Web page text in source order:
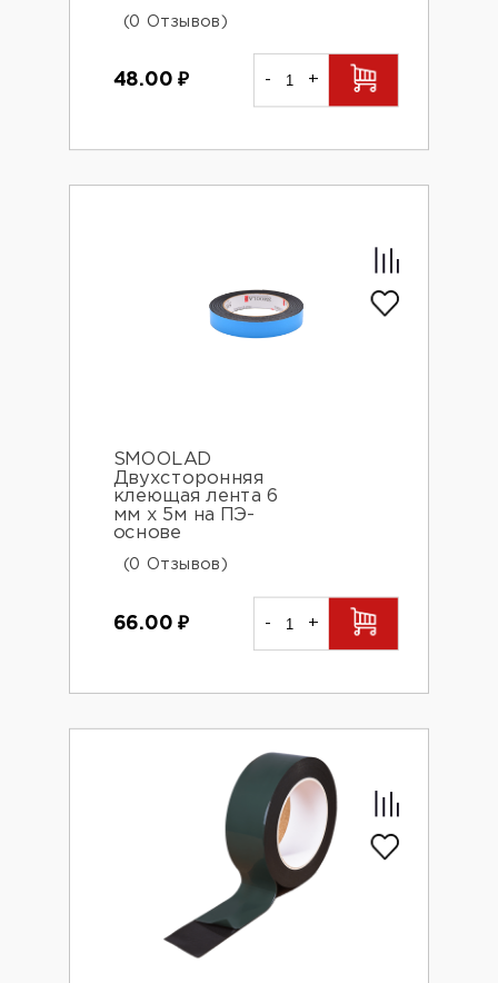
(0 Отзывов)
48.00 ₽ - +
SMOOLAD
Двухсторонняя
клеющая лента 6
мм х 5м на ПЭ-
основе
(0 Отзывов)
66.00 ₽ - +